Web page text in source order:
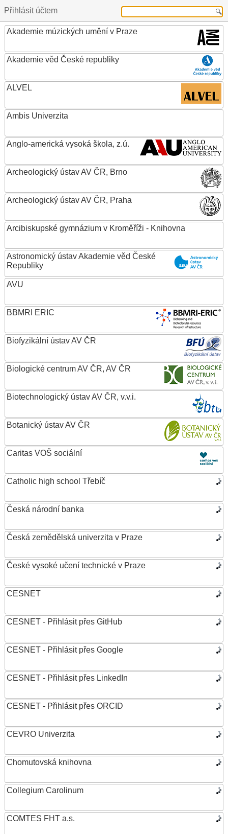
Přihlásit účtem
Akademie múzických umění v Praze
Akademie věd České republiky
ALVEL
Ambis Univerzita
Anglo-americká vysoká škola, z.ú.
Archeologický ústav AV ČR, Brno
Archeologický ústav AV ČR, Praha
Arcibiskupské gymnázium v Kroměříži - Knihovna
Astronomický ústav Akademie věd České
Republiky
AVU
BBMRI ERIC
Biofyzikální ústav AV ČR
Biologické centrum AV ČR, AV ČR
Biotechnologický ústav AV ČR, v.v.i.
Botanický ústav AV ČR
Caritas VOŠ sociální
Catholic high school Třebíč
Česká národní banka
Česká zemědělská univerzita v Praze
České vysoké učení technické v Praze
CESNET
CESNET - Přihlásit přes GitHub
CESNET - Přihlásit přes Google
CESNET - Přihlásit přes LinkedIn
CESNET - Přihlásit přes ORCID
CEVRO Univerzita
Chomutovská knihovna
Collegium Carolinum
COMTES FHT a.s.